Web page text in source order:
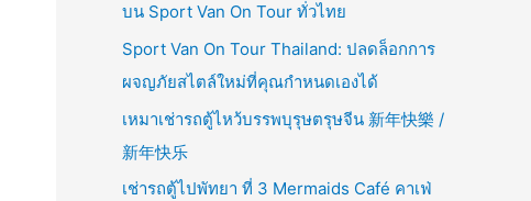
บน Sport Van On Tour ทั่วไทย
Sport Van On Tour Thailand: ปลดล็อกการ
ผจญภัยสไตล์ใหม่ที่คุณกำหนดเองได้
เหมาเช่ารถตู้ไหว้บรรพบุรุษตรุษจีน 新年快樂 /
新年快乐
เช่ารถตู้ไปพัทยา ที่ 3 Mermaids Café คาเฟ่